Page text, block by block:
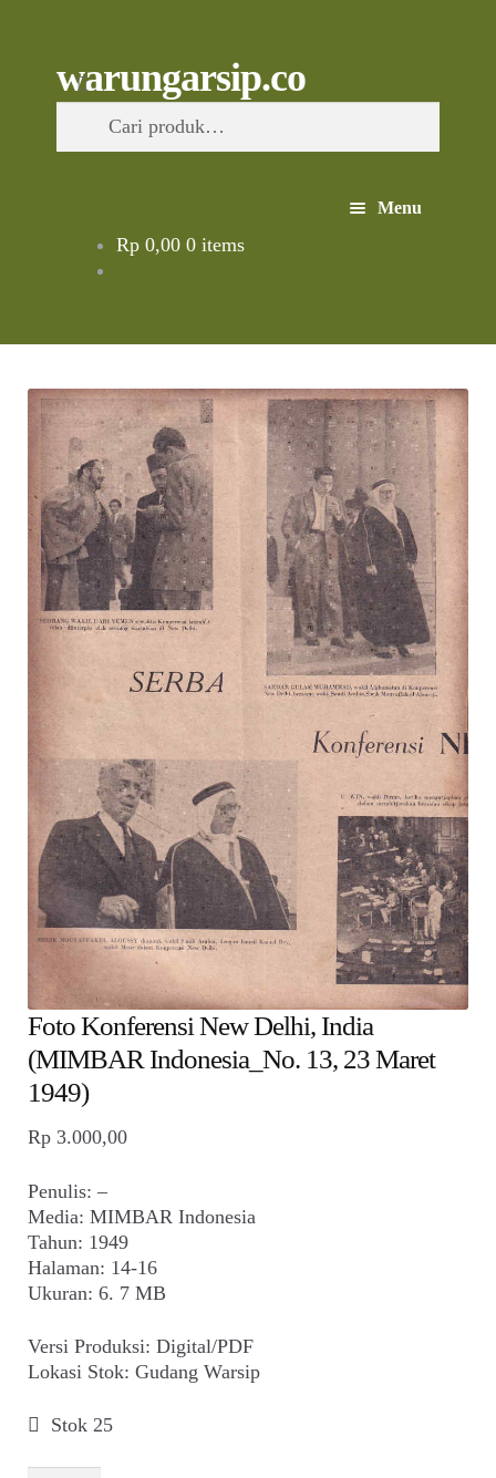
to
navigation
to
content
warungarsip.co
Menu
Foto
Suara
Suvenir
Cari Arsip
Expand
child
menu
Rekening
Reseller
Rp0,00 0 items
Foto Konferensi New Delhi, India
(MIMBAR Indonesia_No. 13, 23 Maret
1949)
Rp 3.000,00
Penulis: –
Media: MIMBAR Indonesia
Tahun: 1949
Halaman: 14-16
Ukuran: 6. 7 MB
Versi Produksi: Digital/PDF
Lokasi Stok: Gudang Warsip
Stok 25